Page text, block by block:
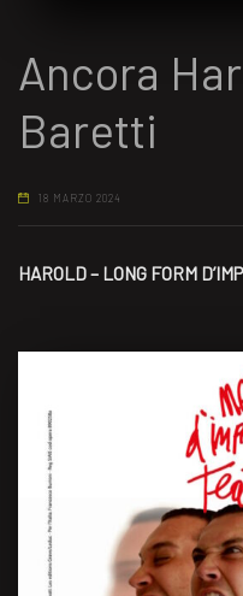
Ancora
Baretti
18 MARZO 2024
HAROLD – LONG FORM